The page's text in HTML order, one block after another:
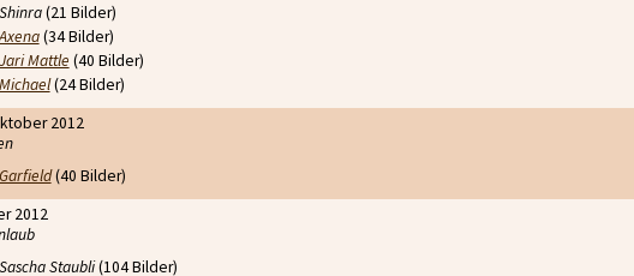
Shinra(21 Bilder)
(34 Bilder)
Jari Mattle (40 Bilder)
Michael(24 Bilder)
2012
Garfield(40 Bilder)
2012
Sascha Staubli(104 Bilder)